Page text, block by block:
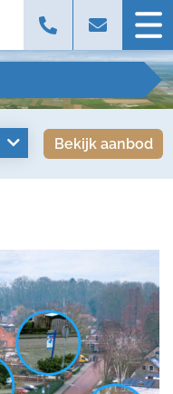
Bekijk aanbod